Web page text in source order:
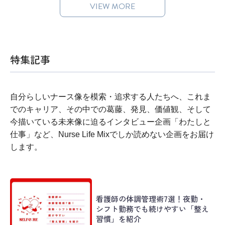
VIEW MORE
特集記事
自分らしいナース像を模索・追求する人たちへ、これま
でのキャリア、その中での葛藤、発見、価値観、そして
今描いている未来像に迫るインタビュー企画「わたしと
仕事」など、Nurse Life Mixでしか読めない企画をお届け
します。
看護師の体調管理術7選！夜勤・
シフト勤務でも続けやすい「整え
習慣」を紹介